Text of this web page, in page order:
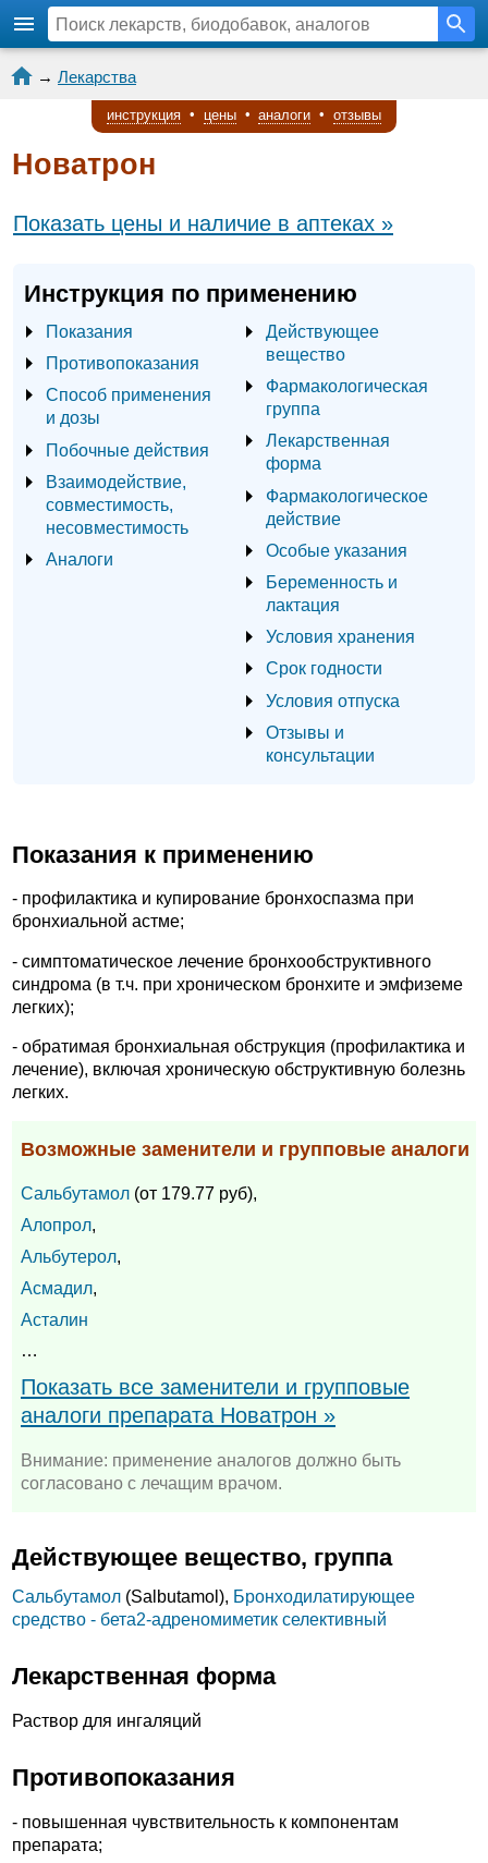
→ Лекарства
инструкция • цены • аналоги • отзывы
Новатрон
Показать цены и наличие в аптеках »
Инструкция по применению
Показания
Противопоказания
Способ применения
и дозы
Побочные действия
Взаимодействие,
совместимость,
несовместимость
Аналоги
Действующее
вещество
Фармакологическая
группа
Лекарственная
форма
Фармакологическое
действие
Особые указания
Беременность и
лактация
Условия хранения
Срок годности
Условия отпуска
Отзывы и
консультации
Показания к применению
- профилактика и купирование бронхоспазма при
бронхиальной астме;
- симптоматическое лечение бронхообструктивного
синдрома (в т.ч. при хроническом бронхите и эмфиземе
легких);
- обратимая бронхиальная обструкция (профилактика и
лечение), включая хроническую обструктивную болезнь
легких.
Возможные заменители и групповые аналоги
Сальбутамол (от 179.77 руб),
Алопрол,
Альбутерол,
Асмадил,
Асталин
…
Показать все заменители и групповые
аналоги препарата Новатрон »
Внимание: применение аналогов должно быть
согласовано с лечащим врачом.
Действующее вещество, группа
Сальбутамол (Salbutamol), Бронходилатирующее
средство - бета2-адреномиметик селективный
Лекарственная форма
Раствор для ингаляций
Противопоказания
- повышенная чувствительность к компонентам
препарата;